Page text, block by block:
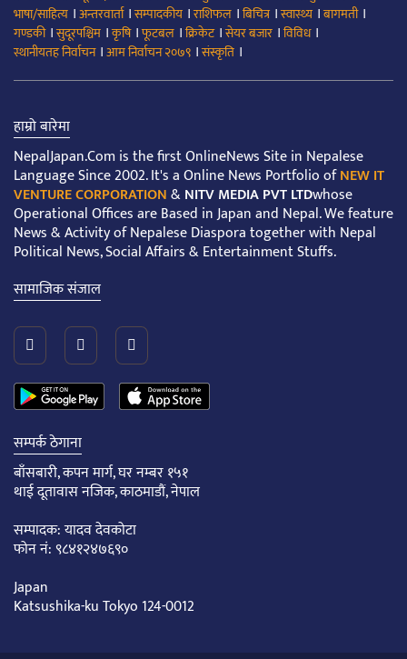
भाषा/साहित्य ।अन्तरवार्ता।सम्पादकीय ।राशिफल ।बिचित्र।स्वास्थ्य ।बागमती।
गण्डकी।सुदूरपश्चिम ।कृषि।फूटबल ।क्रिकेट।सेयर बजार ।विविध।
स्थानीयतह निर्वाचन।आम निर्वाचन २०७९ ।संस्कृति ।
हाम्रो बारेमा
NepalJapan.Com is the first OnlineNews Site in Nepalese
Language Since 2002. It's a Online News Portfolio ofNEW IT
VENTURE CORPORATION&NITV MEDIA PVT LTDwhose
Operational Offices are Based in Japan and Nepal. We feature
News & Activity of Nepalese Diaspora together with Nepal
Political News, Social Affairs & Entertainment Stuffs.
सामाजिक संजाल
सम्पर्क ठेगाना
बाँसबारी, कपन मार्ग, घर नम्बर १५१
थाई दूतावास नजिक, काठमाडौं, नेपाल
सम्पादक: यादव देवकोटा
फोन नं: ९८४१२४७६९०
Japan
Katsushika-ku Tokyo 124-0012